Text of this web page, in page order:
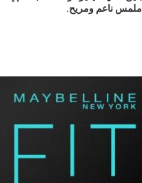
ملمس ناعم ومريح.